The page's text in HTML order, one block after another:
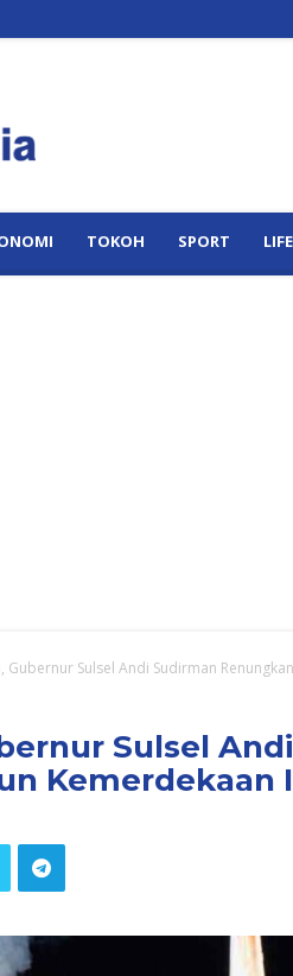
TOKOH SPORT
Gubernur Sulsel Andi Sudirman
Sulsel
Kemerdekaan